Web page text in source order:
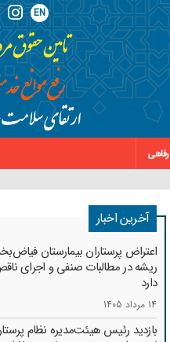
EN
رفاهی
آخرین اخبار
اعتراض پرستاران بیمارستان
ریشه در مطالبات صنفی و اجرای
دارد
14 مرداد 1405
بازدید رئیس هیئت‌مدیره نظام